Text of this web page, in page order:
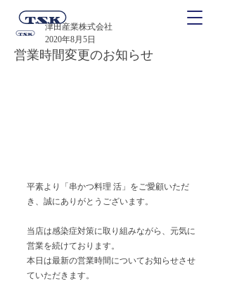
営業時間変更のお知らせ
津田産業株式会社
2020年8月5日
平素より「串かつ料理 活」をご愛顧いただ
き、誠にありがとうございます。
当店は感染症対策に取り組みながら、元気に
営業を続けております。
本日は最新の営業時間についてお知らせさせ
ていただきます。